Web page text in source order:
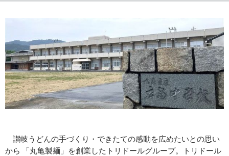
讃岐うどんの手づくり・できたての感動を広めたいとの思い
から 「丸亀製麺」を創業したトリドールグループ。トリドール